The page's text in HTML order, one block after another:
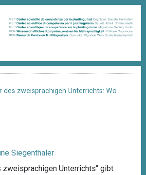
des zweisprachigen Unterrichts: Wo
Siegenthaler
zweisprachigen Unterrichts“ gibt